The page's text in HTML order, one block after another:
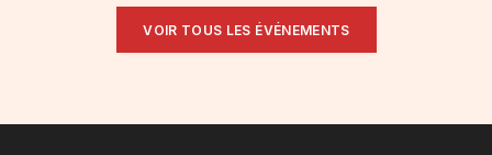
VOIR TOUS LES ÉVÉNEMENTS